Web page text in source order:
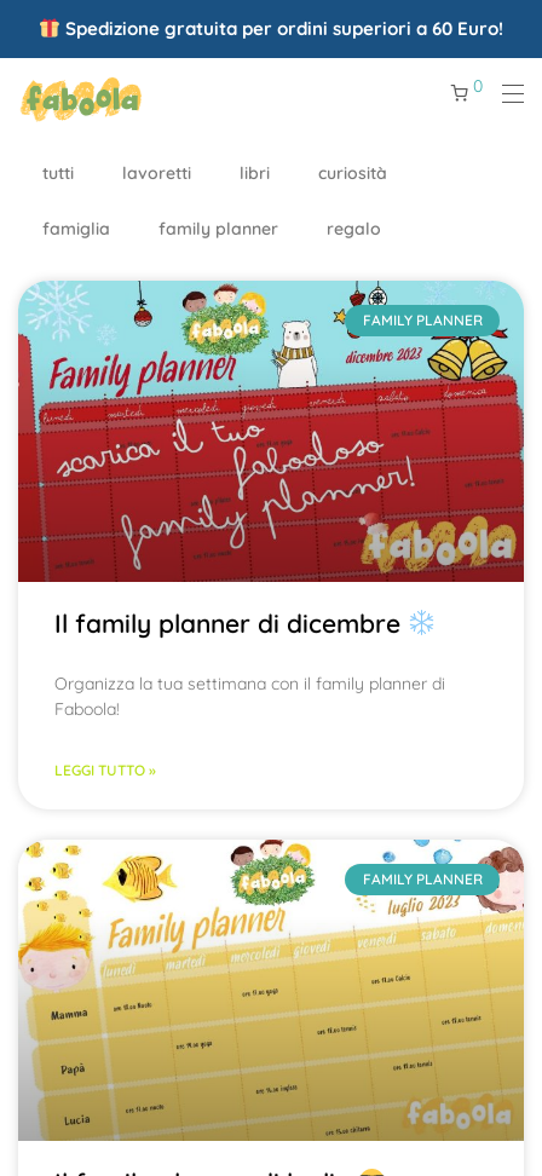
Spedizione gratuita per ordini superiori a 60 Euro!
0
tutti lavoretti libri curiosità
famiglia family planner regalo
FAMILY PLANNER
Il family planner di dicembre
Organizza la tua settimana con il family planner di
Faboola!
LEGGI TUTTO »
FAMILY PLANNER